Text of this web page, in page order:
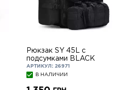
Рюкзак SY 45L c
подсумками BLACK
АРТИКУЛ: 26971
В НАЛИЧИИ